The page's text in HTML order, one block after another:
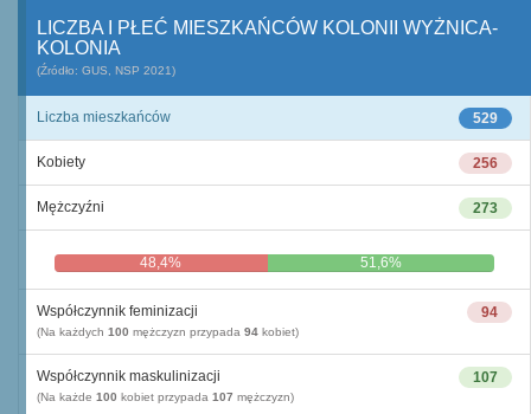
LICZBA I PŁEĆ MIESZKAŃCÓW KOLONII WYŻNICA-
KOLONIA
(Źródło: GUS, NSP 2021)
529
Liczba mieszkańców
256
Kobiety
273
Mężczyźni
48,4% 51,6%
94
Współczynnik feminizacji
(Na każdych 100 mężczyzn przypada 94 kobiet)
107
Współczynnik maskulinizacji
(Na każde 100 kobiet przypada 107 mężczyzn)